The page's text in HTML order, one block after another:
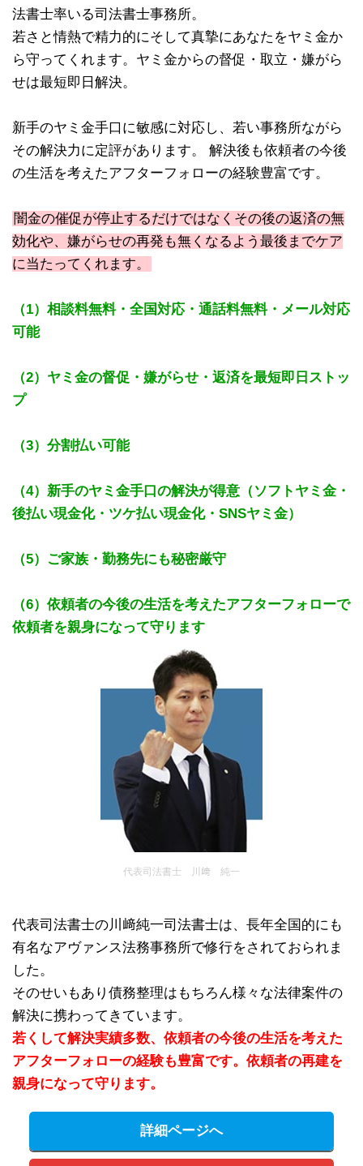
法書士率いる司法書士事務所。
若さと情熱で精力的にそして真摯にあなたをヤミ金か
ら守ってくれます。ヤミ金からの督促・取立・嫌がら
せは最短即日解決。
新手のヤミ金手口に敏感に対応し、若い事務所ながら
その解決力に定評があります。 解決後も依頼者の今後
の生活を考えたアフターフォローの経験豊富です。
闇金の催促が停止するだけではなくその後の返済の無
効化や、嫌がらせの再発も無くなるよう最後までケア
に当たってくれます。
（1）相談料無料・全国対応・通話料無料・メール対応
可能
（2）ヤミ金の督促・嫌がらせ・返済を最短即日ストッ
プ
（3）分割払い可能
（4）新手のヤミ金手口の解決が得意（ソフトヤミ金・
後払い現金化・ツケ払い現金化・SNSヤミ金）
（5）ご家族・勤務先にも秘密厳守
（6）依頼者の今後の生活を考えたアフターフォローで
依頼者を親身になって守ります
代表司法書士 川﨑 純一
代表司法書士の川﨑純一司法書士は、長年全国的にも
有名なアヴァンス法務事務所で修行をされておられま
した。
そのせいもあり債務整理はもちろん様々な法律案件の
解決に携わってきています。
若くして解決実績多数、依頼者の今後の生活を考えた
アフターフォローの経験も豊富です。依頼者の再建を
親身になって守ります。
詳細ページへ